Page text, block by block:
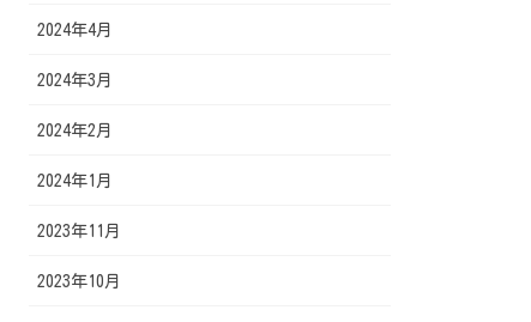
2024年4月
2024年3月
2024年2月
2024年1月
2023年11月
2023年10月